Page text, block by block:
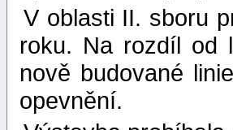
V oblasti II. sboru
roku. Na rozdíl od
nově budované
opevnění.